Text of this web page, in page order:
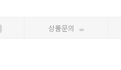
상품문의